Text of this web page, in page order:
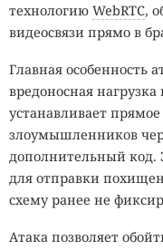
технологию WebRTC,
видеосвязи прямо в
Главная особенность
вредоносная
устанавливает
злоумышленников
дополнительный код.
для отправки
схему ранее не
Атака позволяет